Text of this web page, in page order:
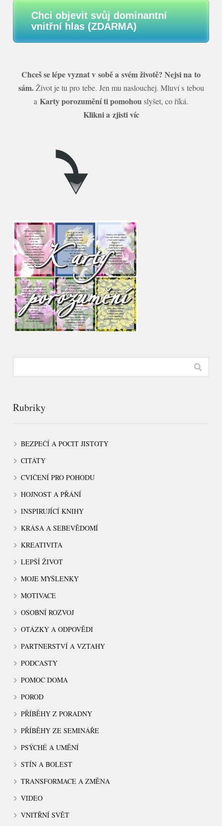
Chci objevit svůj dominantní
vnitřní hlas (ZDARMA)
Chceš se lépe vyznat v sobě a svém životě? Nejsi na to
sám.Život je tu pro tebe. Jen mu naslouchej. Mluví s tebou
a Karty porozumění ti pomohouslyšet, co říká.
Klikni a zjisti víc
Rubriky
BEZPEČÍ A POCIT JISTOTY
CITÁTY
CVIČENÍ PRO POHODU
HOJNOST A PŘÁNÍ
INSPIRUJÍCÍ KNIHY
KRÁSA A SEBEVĚDOMÍ
KREATIVITA
LEPŠÍ ŽIVOT
MOJE MYŠLENKY
MOTIVACE
OSOBNÍ ROZVOJ
OTÁZKY A ODPOVĚDI
PARTNERSTVÍ A VZTAHY
PODCASTY
POMOC DOMA
POROD
PŘÍBĚHY Z PORADNY
PŘÍBĚHY ZE SEMINÁŘE
PSÝCHÉ A UMĚNÍ
STÍN A BOLEST
TRANSFORMACE A ZMĚNA
VIDEO
VNITŘNÍ SVĚT